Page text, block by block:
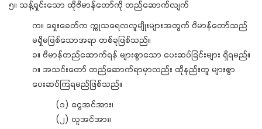
၅။ သန့်ရှင်းသော ထိုဗိမာန်တော်ကို တည်ဆောက်လျက်
က။ ရှေးခေတ်က က္ကုသရေလလူမျိုးများအတွက် ဗိမာန်တော်သည်
မရှိမဖြစ်သောအရာ တစ်ခုဖြစ်သည်။
ခ။ ဗိမာန်တည်ဆောက်ရန် များစွာသော ပေးဆပ်ခြင်းများ ရှိရမည်။
ဂ။ အသင်းတော် တည်ဆောက်ရာမှာလည်း ထိုနည်းတူ များစွာ
ပေးဆပ်ကြရမည်ဖြစ်သည်။
(၁) ငွေအင်အား၊
(၂) လူအင်အား၊